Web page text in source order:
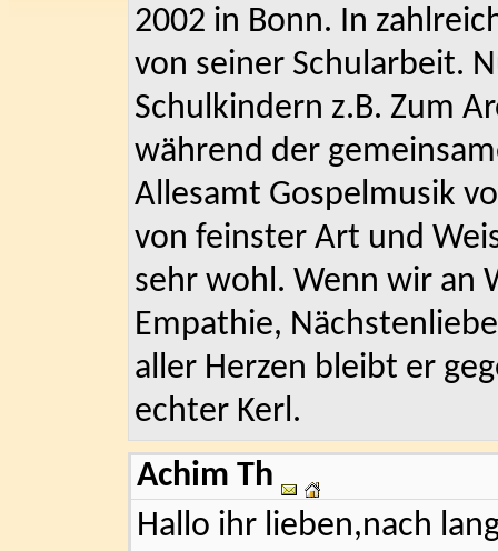
2002 in Bonn. In
von seiner Schularbeit.
Schulkindern z.B. Zum
während der
Allesamt Gospelmusik
von feinster Art und
sehr wohl. Wenn wir an
Empathie,
aller Herzen bleibt er
echter Kerl.
Achim Th
Hallo ihr lieben,nach